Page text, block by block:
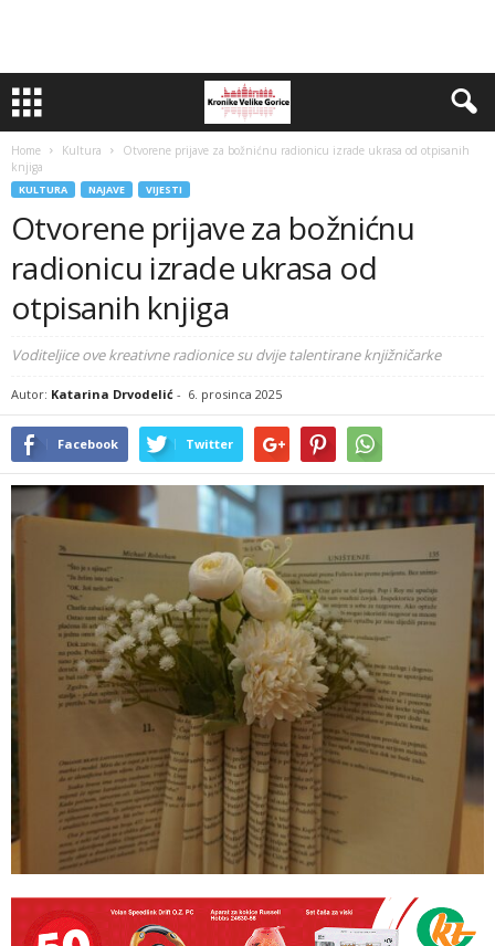
Home Kultura
Otvorene prijave za božnićnu radionicu izrade ukrasa od otpisanih
knjiga
KULTURA NAJAVE VIJESTI
Otvorene prijave za božnićnu
radionicu izrade ukrasa od
otpisanih knjiga
Voditeljice ove kreativne radionice su dvije talentirane knjižničarke
Autor: Katarina Drvodelić - 6. prosinca 2025
Facebook Twitter